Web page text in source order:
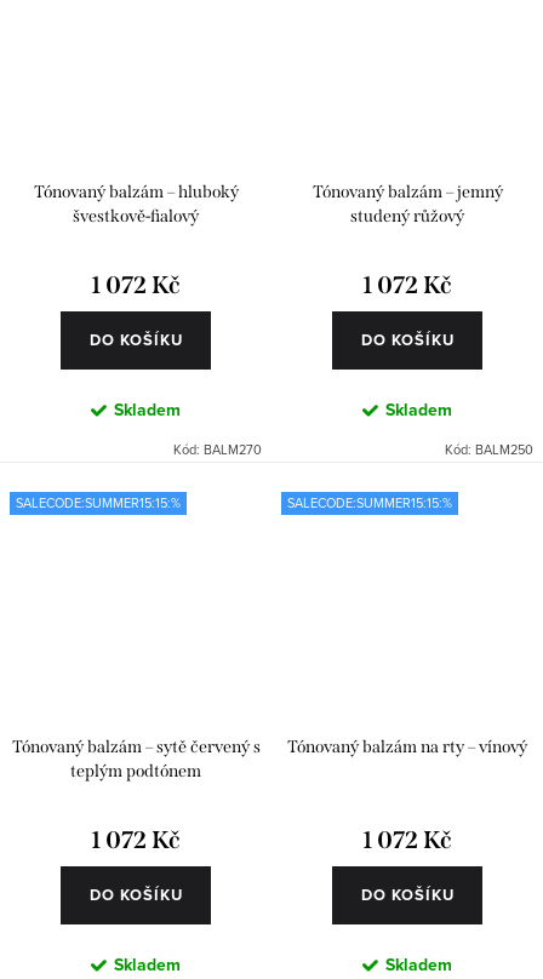
Tónovaný balzám – hluboký
švestkově-fialový
1 072 Kč
DO KOŠÍKU
Skladem
Kód: BALM270
Tónovaný balzám – jemný
studený růžový
1 072 Kč
DO KOŠÍKU
Skladem
Kód: BALM250
SALECODE:SUMMER15:15:%
Tónovaný balzám – sytě červený s
teplým podtónem
1 072 Kč
DO KOŠÍKU
Skladem
SALECODE:SUMMER15:15:%
Tónovaný balzám na rty – vínový
1 072 Kč
DO KOŠÍKU
Skladem